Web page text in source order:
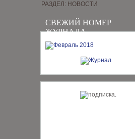
СВЕЖИЙ НОМЕР
ЖУРНАЛА
РАЗДЕЛ: НОВОСТИ